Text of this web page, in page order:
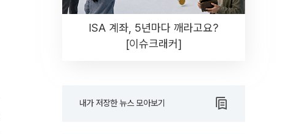
ISA 계좌, 5년마다 깨라고요?
[이슈크래커]
내가 저장한 뉴스 모아보기